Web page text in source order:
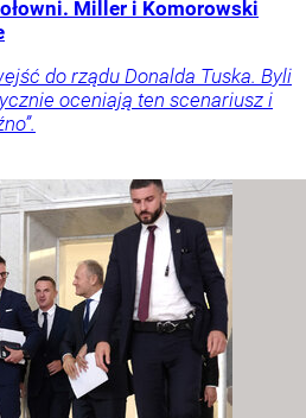
Miller i Komorowski
do rządu Donalda Tuska. Byli
oceniają ten scenariusz i